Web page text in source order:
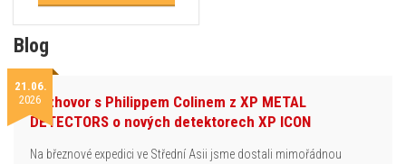
Blog
21.06.
2026Rozhovor s Philippem Colinem z XP METAL
DETECTORS o nových detektorech XP ICON
Na březnové expedici ve Střední Asii jsme dostali mimořádnou